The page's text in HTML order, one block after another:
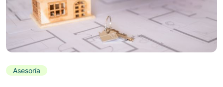
Asesoría